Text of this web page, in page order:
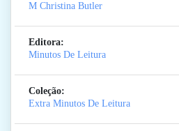
M Christina Butler
Editora:
Minutos De Leitura
Coleção:
Extra Minutos De Leitura